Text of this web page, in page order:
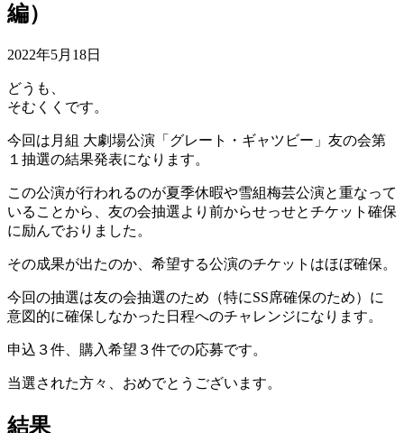
編）
2022年5月18日
どうも、
そむくくです。
今回は月組 大劇場公演「グレート・ギャツビー」友の会第
１抽選の結果発表になります。
この公演が行われるのが夏季休暇や雪組梅芸公演と重なって
いることから、友の会抽選より前からせっせとチケット確保
に励んでおりました。
その成果が出たのか、希望する公演のチケットはほぼ確保。
今回の抽選は友の会抽選のため（特にSS席確保のため）に
意図的に確保しなかった日程へのチャレンジになります。
申込３件、購入希望３件での応募です。
当選された方々、おめでとうございます。
結果